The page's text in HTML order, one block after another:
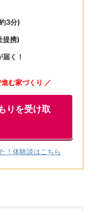
3分)
提携)
く！
む家づくり ／
りを受け取
！体験談はこちら